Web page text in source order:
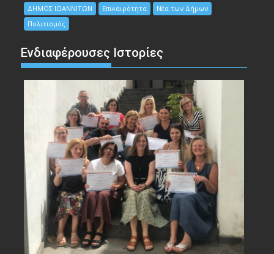
ΔΗΜΟΣ ΙΩΑΝΝΙΤΩΝ Επικαιρότητα
Νέα των Δήμων
Πολιτισμός
Ενδιαφέρουσες Ιστορίες